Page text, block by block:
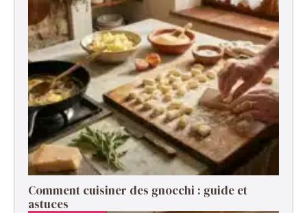
Comment cuisiner des gnocchi : guide et
astuces